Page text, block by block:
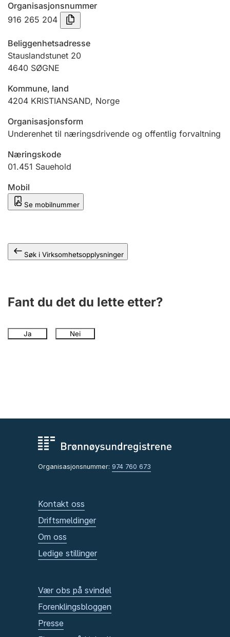
Tinglysing
Jeger
Betaling og jegeravgiftskort
Ektepaktveileder
Andre tema
Organisasjonsnummer
916 265 204
Beliggenhetsadresse
Stauslandstunet 20
4640 SØGNE
Kommune, land
4204 KRISTIANSAND, Norge
Organisasjonsform
Underenhet til næringsdrivende og offentlig forvaltning
Næringskode
01.451 Sauehold
Mobil
Se mobilnummer
Søk i Virksomhetsopplysninger
Fant du det du lette etter?
Ja Nei
Organisasjonsnummer: 974 760 673
Kontakt oss
Driftsmeldinger
Om oss
Ledige stillinger
Vær obs på svindel
Forenklingsbloggen
Presse